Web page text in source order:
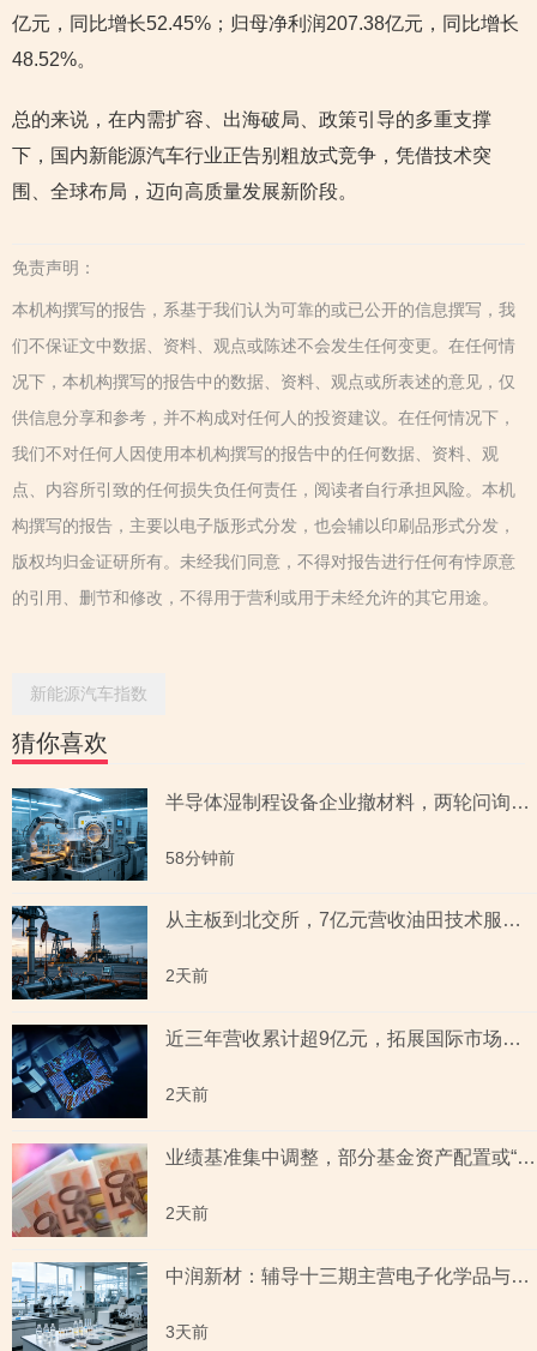
亿元，同比增长52.45%；归母净利润207.38亿元，同比增长
48.52%。
总的来说，在内需扩容、出海破局、政策引导的多重支撑
下，国内新能源汽车行业正告别粗放式竞争，凭借技术突
围、全球布局，迈向高质量发展新阶段。
免责声明：
本机构撰写的报告，系基于我们认为可靠的或已公开的信息撰写，我
们不保证文中数据、资料、观点或陈述不会发生任何变更。在任何情
况下，本机构撰写的报告中的数据、资料、观点或所表述的意见，仅
供信息分享和参考，并不构成对任何人的投资建议。在任何情况下，
我们不对任何人因使用本机构撰写的报告中的任何数据、资料、观
点、内容所引致的任何损失负任何责任，阅读者自行承担风险。本机
构撰写的报告，主要以电子版形式分发，也会辅以印刷品形式分发，
版权均归金证研所有。未经我们同意，不得对报告进行任何有悖原意
的引用、删节和修改，不得用于营利或用于未经允许的其它用途。
新能源汽车指数
猜你喜欢
半导体湿制程设备企业撤材料，两轮问询聚焦收入确认时点准确性，原材料采购公允性引关注
58分钟前
从主板到北交所，7亿元营收油田技术服务商两次撤单，募投项目必要性与核心技术竞争力遭“拷问”
2天前
近三年营收累计超9亿元，拓展国际市场背后外销收入合计六百余万元，辅导期间参与高校牵头的重点研发项目，大客户股东或与该高校人员“同名”
2天前
业绩基准集中调整，部分基金资产配置或“偏离”基准，最近一年末基金经理自持份额回落
2天前
中润新材：辅导十三期主营电子化学品与纳米材料 下游覆盖半导体与新能源电池赛道
3天前